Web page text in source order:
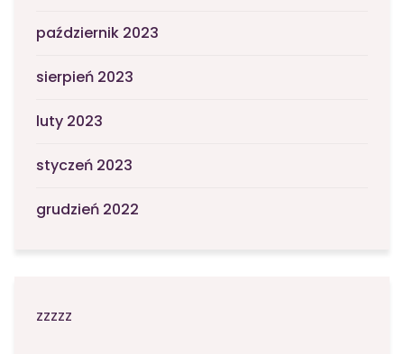
październik 2023
sierpień 2023
luty 2023
styczeń 2023
grudzień 2022
zzzzz